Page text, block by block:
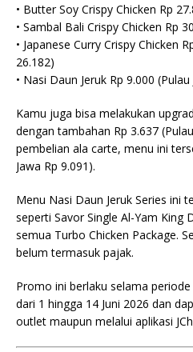
• Butter Soy Crispy Chicken Rp
• Sambal Bali Crispy Chicken Rp
• Japanese Curry Crispy Chicken
26.182)
• Nasi Daun Jeruk Rp 9.000
Kamu juga bisa melakukan
dengan tambahan Rp 3.637
pembelian ala carte, menu ini
Jawa Rp 9.091).
Menu Nasi Daun Jeruk Series ini
seperti Savor Single Al-Yam King
semua Turbo Chicken Package.
belum termasuk pajak.
Promo ini berlaku selama
dari 1 hingga 14 Juni 2026 dan
outlet maupun melalui aplikasi